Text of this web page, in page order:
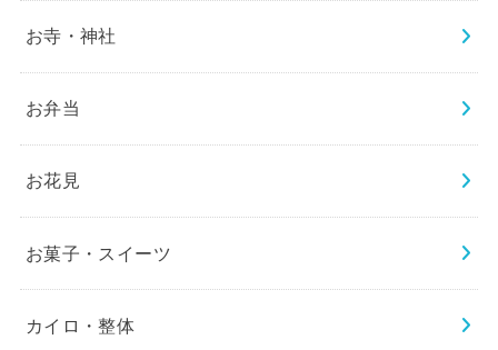
お寺・神社
お弁当
お花見
お菓子・スイーツ
カイロ・整体